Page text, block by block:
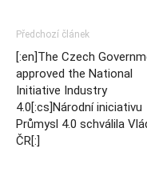
Předchozí článek
[:en]The Czech
approved the National
Initiative Industry
4.0[:cs]Národní iniciativu
Průmysl 4.0 schválila
ČR[:]